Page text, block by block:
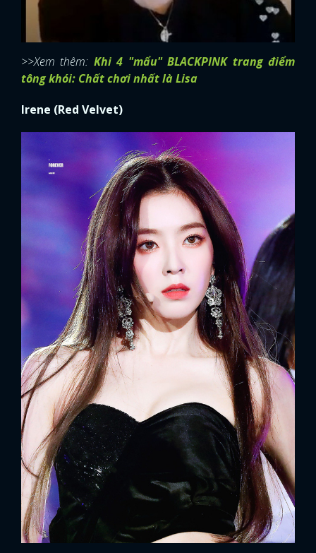
>>Xem thêm: Khi 4 "mẩu" BLACKPINK trang điểm
tông khói: Chất chơi nhất là Lisa
Irene (Red Velvet)